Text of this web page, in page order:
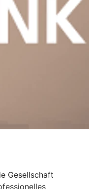
Gesellschaft